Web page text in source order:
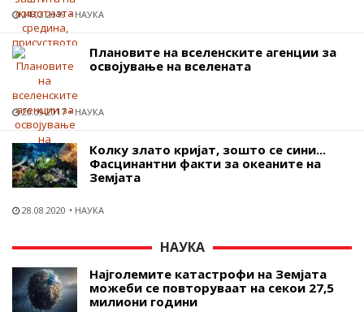
24.03.2019 НАУКА
Плановите на вселенските агенции за
освојување на вселената
20.09.2017 НАУКА
Колку злато кријат, зошто се сини...
Фасцинантни факти за океаните на
Земјата
28.08.2020 НАУКА
НАУКА
Најголемите катастрофи на Земјата
можеби се повторуваат на секои 27,5
милиони години